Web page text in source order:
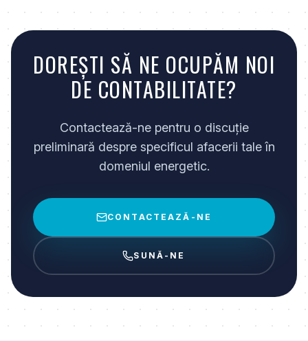
DOREȘTI SĂ NE OCUPĂM NOI
DE CONTABILITATE?
Contactează-ne pentru o discuție
preliminară despre specificul afacerii tale în
domeniul energetic.
CONTACTEAZĂ-NE
SUNĂ-NE